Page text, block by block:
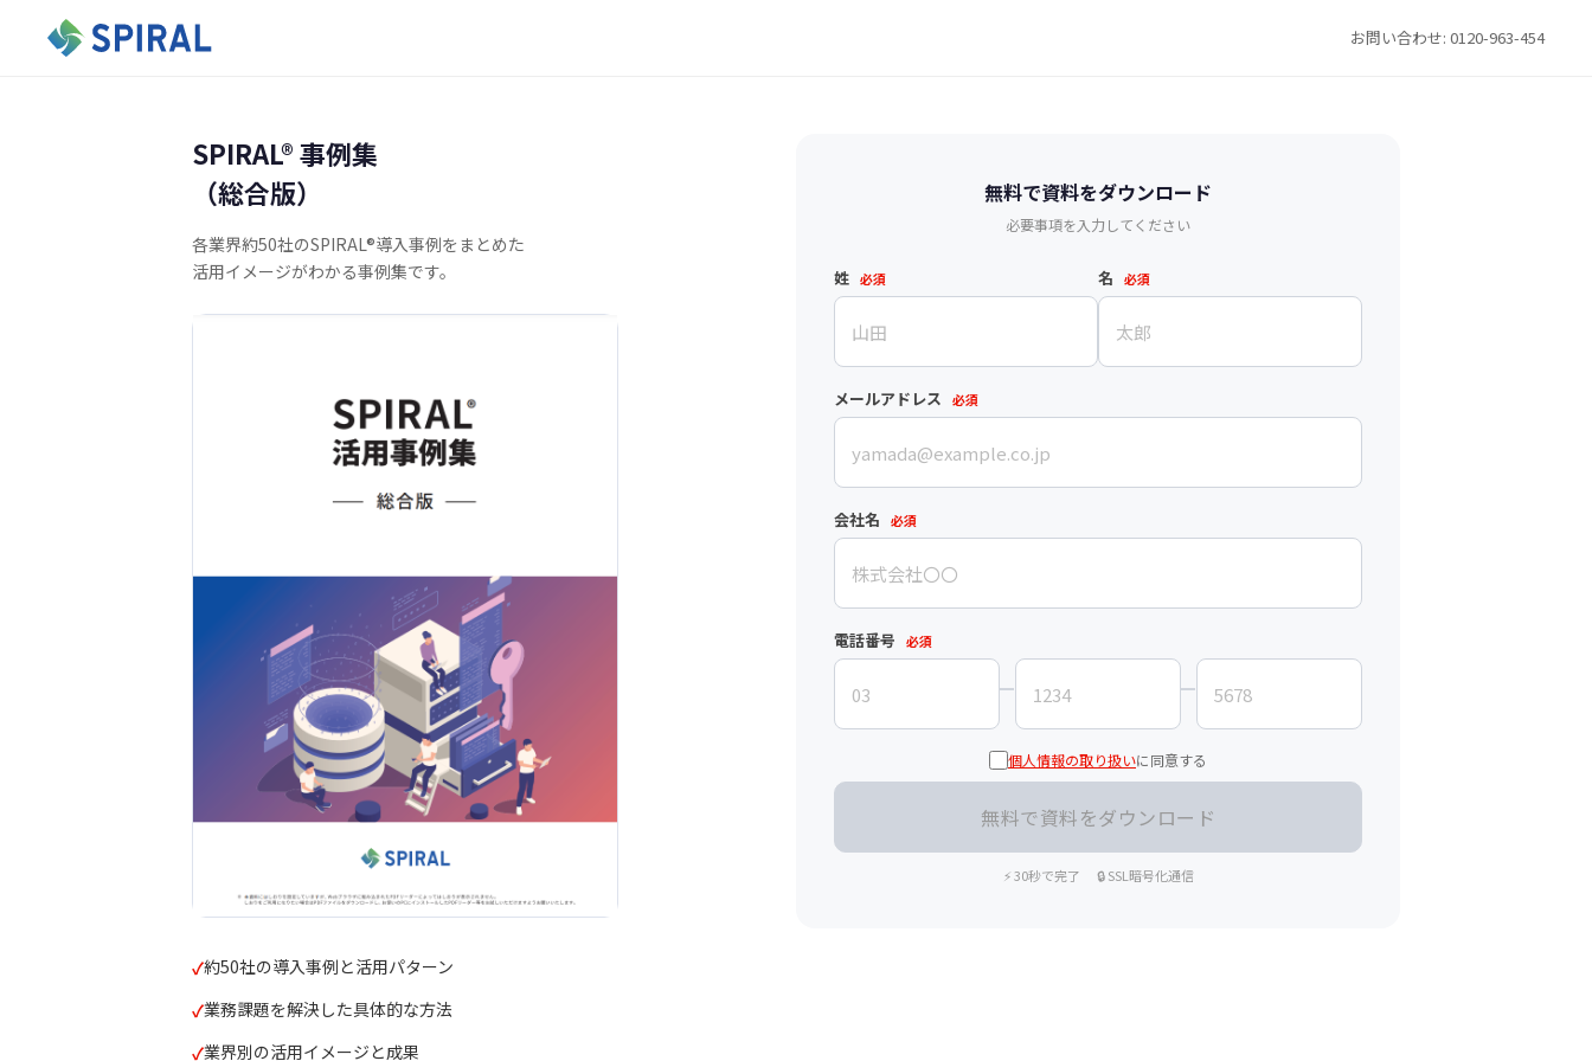
お問い合わせ: 0120-963-454
SPIRAL®︎ 事例集
（総合版）
各業界約50社のSPIRAL®導入事例をまとめた
活用イメージがわかる事例集です。
約50社の導入事例と活用パターン
業務課題を解決した具体的な方法
業界別の活用イメージと成果
無料で資料をダウンロード
必要事項を入力してください
姓 必須 名 必須
メールアドレス 必須
会社名 必須
電話番号 必須
個人情報の取り扱いに同意する
⚡ 30秒で完了 🔒 SSL暗号化通信